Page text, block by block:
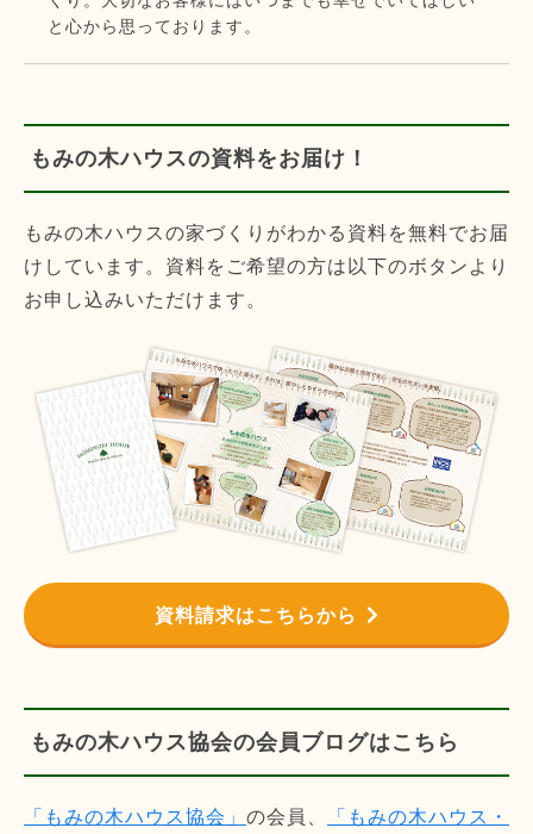
と心から思っております。
もみの木ハウスの資料をお届け！
もみの木ハウスの家づくりがわかる資料を無料でお届
けしています。資料をご希望の方は以下のボタンより
お申し込みいただけます。
資料請求はこちらから
もみの木ハウス協会の会員ブログはこちら
「もみの木ハウス協会」 の会員、
「もみの木ハウス・